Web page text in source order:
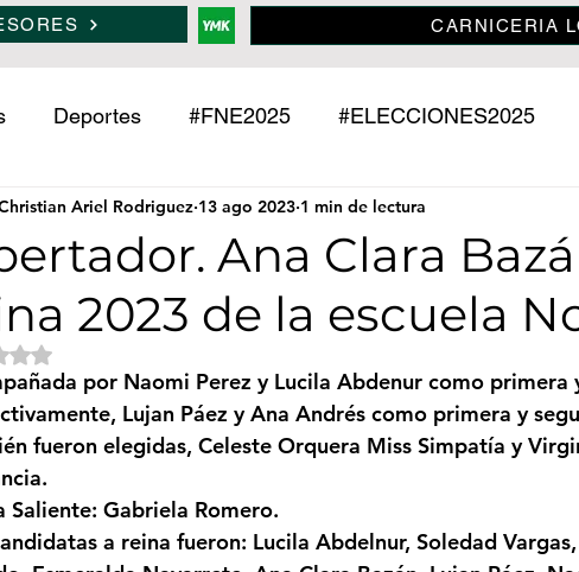
CARNICERIA
Deportes #FNE2025 #ELECCIONES2025
Ledesma Policiales Jujuy País
Turismo Mascotas Entrevistas Historias
Educación Femicidio Incendios Tenis de Mesa
título Calilegua
Ana Clara
2023 de la escuela
Ariel Rodriguez 13 ago 2023 1 min de lectura
NaN de 5 estrellas.
por Naomi Perez y Lucila Abdenur como primera
Lujan Páez y Ana Andrés como primera y
fueron elegidas, Celeste Orquera Miss Simpatía y
Saliente: Gabriela Romero.